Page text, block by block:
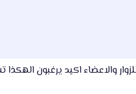
والاعضاء اكيد يرغبون الهكذا